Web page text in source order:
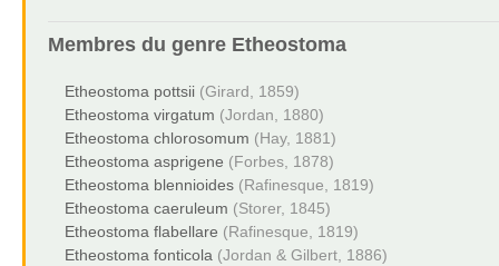
Membres du genre Etheostoma
Etheostoma pottsii (Girard, 1859)
Etheostoma virgatum (Jordan, 1880)
Etheostoma chlorosomum (Hay, 1881)
Etheostoma asprigene (Forbes, 1878)
Etheostoma blennioides (Rafinesque, 1819)
Etheostoma caeruleum (Storer, 1845)
Etheostoma flabellare (Rafinesque, 1819)
Etheostoma fonticola (Jordan & Gilbert, 1886)